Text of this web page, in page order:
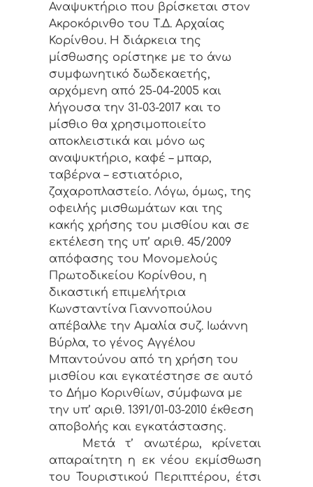
Αναψυκτήριο που βρίσκεται στον
Ακροκόρινθο του Τ.Δ. Αρχαίας
Κορίνθου. Η διάρκεια της
μίσθωσης ορίστηκε με το άνω
συμφωνητικό δωδεκαετής,
αρχόμενη από 25-04-2005 και
λήγουσα την 31-03-2017 και το
μίσθιο θα χρησιμοποιείτο
αποκλειστικά και μόνο ως
αναψυκτήριο, καφέ – μπαρ,
ταβέρνα – εστιατόριο,
ζαχαροπλαστείο. Λόγω, όμως, της
οφειλής μισθωμάτων και της
κακής χρήσης του μισθίου και σε
εκτέλεση της υπ’ αριθ. 45/2009
απόφασης του Μονομελούς
Πρωτοδικείου Κορίνθου, η
δικαστική επιμελήτρια
Κωνσταντίνα Γιαννοπούλου
απέβαλλε την Αμαλία συζ. Ιωάννη
Βύρλα, το γένος Αγγέλου
Μπαντούνου από τη χρήση του
μισθίου και εγκατέστησε σε αυτό
το Δήμο Κορινθίων, σύμφωνα με
την υπ’ αριθ. 1391/01-03-2010 έκθεση
αποβολής και εγκατάστασης.
Μετά τ’ ανωτέρω, κρίνεται
απαραίτητη η εκ νέου εκμίσθωση
του Τουριστικού Περιπτέρου, έτσι